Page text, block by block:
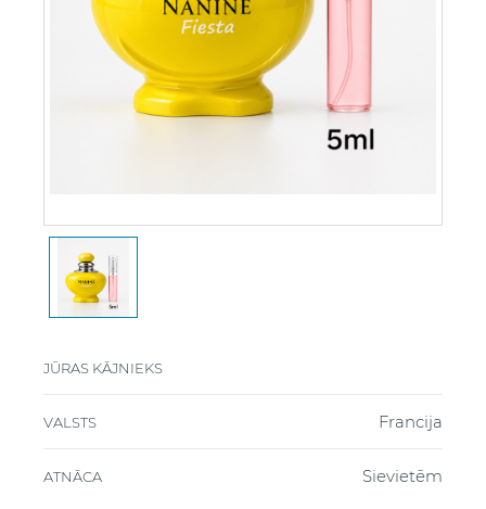
JŪRAS KĀJNIEKS
VALSTS Francija
ATNĀCA Sievietēm